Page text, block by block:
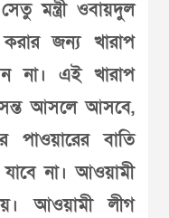
মন্ত্রী ওবায়দুল
জন্য খারাপ
না। এই খারাপ
আসলে আসবে,
পাওয়ারের বাতি
না। আওয়ামী
আওয়ামী লীগ